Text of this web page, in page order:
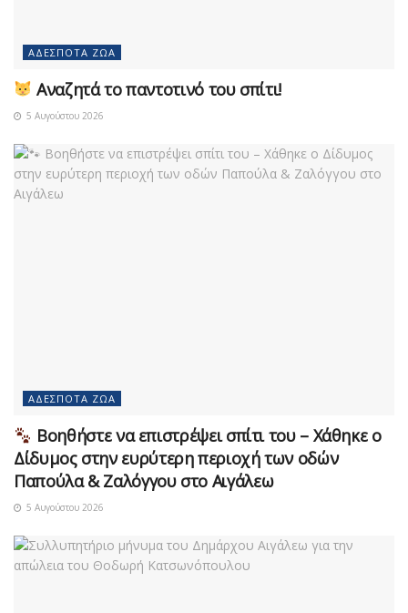
ΑΔΈΣΠΟΤΑ ΖΏΑ
Αναζητά το παντοτινό του σπίτι!
5 Αυγούστου 2026
ΑΔΈΣΠΟΤΑ ΖΏΑ
Βοηθήστε να επιστρέψει σπίτι του – Χάθηκε ο
Δίδυμος στην ευρύτερη περιοχή των οδών
Παπούλα & Ζαλόγγου στο Αιγάλεω
5 Αυγούστου 2026